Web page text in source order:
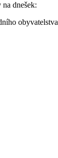
dnešek:
obyvatelstva